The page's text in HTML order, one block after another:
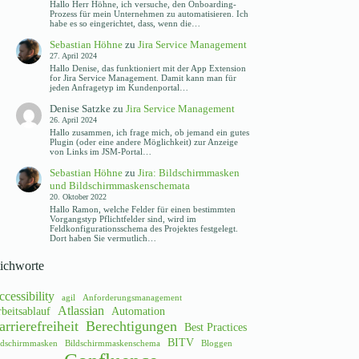
Hallo Herr Höhne, ich versuche, den Onboarding-
Prozess für mein Unternehmen zu automatisieren. Ich
habe es so eingerichtet, dass, wenn die…
Sebastian Höhnezu Jira Service Management
27. April 2024
Hallo Denise, das funktioniert mit der App Extension
for Jira Service Management. Damit kann man für
jeden Anfragetyp im Kundenportal…
Denise Satzkezu Jira Service Management
26. April 2024
Hallo zusammen, ich frage mich, ob jemand ein gutes
Plugin (oder eine andere Möglichkeit) zur Anzeige
von Links im JSM-Portal…
Sebastian Höhnezu Jira: Bildschirmmasken
und Bildschirmmaskenschemata
20. Oktober 2022
Hallo Ramon, welche Felder für einen bestimmten
Vorgangstyp Pflichtfelder sind, wird im
Feldkonfigurationsschema des Projektes festgelegt.
Dort haben Sie vermutlich…
agil Anforderungsmanagement
Atlassian Automation
Berechtigungen Best Practices
Bildschirmmaskenschema BITV Bloggen